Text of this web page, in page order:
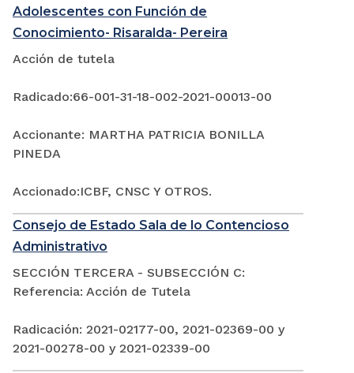
Adolescentes con Función de
Conocimiento- Risaralda- Pereira
Acción de tutela
Radicado:66-001-31-18-002-2021-00013-00
Accionante: MARTHA PATRICIA BONILLA
PINEDA
Accionado:ICBF, CNSC Y OTROS.
Consejo de Estado Sala de lo Contencioso
Administrativo
SECCIÓN TERCERA - SUBSECCIÓN C:
Referencia: Acción de Tutela
Radicación: 2021-02177-00, 2021-02369-00 y
2021-00278-00 y 2021-02339-00